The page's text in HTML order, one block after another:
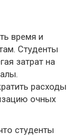
время и
Студенты
затрат на
расходы
очных
студенты